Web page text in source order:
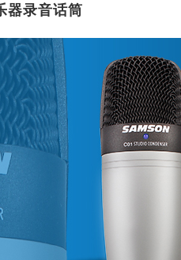
器录音话筒